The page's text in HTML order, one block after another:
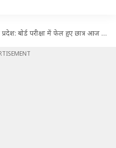
बोर्ड परीक्षा में फेल हुए छात्र आज से करें सप्लीमेंट्री परीक्षा के लिए आवेदन